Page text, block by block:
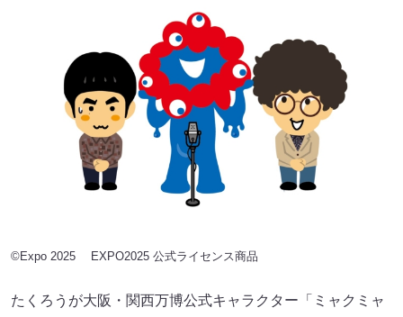
©Expo 2025 EXPO2025 公式ライセンス商品
たくろうが大阪・関西万博公式キャラクター「ミャクミャ